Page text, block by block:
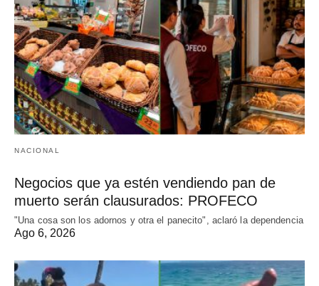
NACIONAL
Negocios que ya estén vendiendo pan de
muerto serán clausurados: PROFECO
"Una cosa son los adornos y otra el panecito", aclaró la dependencia
Ago 6, 2026